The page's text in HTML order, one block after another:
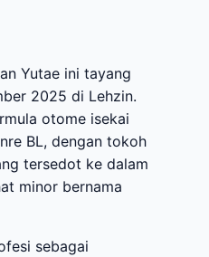
Yutae ini tayang
2025 di Lehzin.
otome isekai
BL, dengan tokoh
tersedot ke dalam
minor bernama
sebagai